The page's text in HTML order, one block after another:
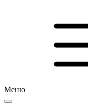
Меню